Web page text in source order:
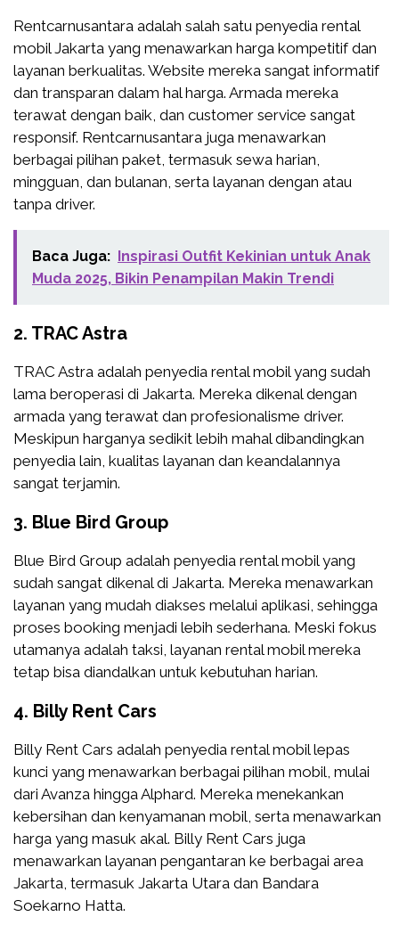
Rentcarnusantara adalah salah satu penyedia rental
mobil Jakarta yang menawarkan harga kompetitif dan
layanan berkualitas. Website mereka sangat informatif
dan transparan dalam hal harga. Armada mereka
terawat dengan baik, dan customer service sangat
responsif. Rentcarnusantara juga menawarkan
berbagai pilihan paket, termasuk sewa harian,
mingguan, dan bulanan, serta layanan dengan atau
tanpa driver.
Baca Juga: Inspirasi Outfit Kekinian untuk Anak
Muda 2025, Bikin Penampilan Makin Trendi
2. TRAC Astra
TRAC Astra adalah penyedia rental mobil yang sudah
lama beroperasi di Jakarta. Mereka dikenal dengan
armada yang terawat dan profesionalisme driver.
Meskipun harganya sedikit lebih mahal dibandingkan
penyedia lain, kualitas layanan dan keandalannya
sangat terjamin.
3. Blue Bird Group
Blue Bird Group adalah penyedia rental mobil yang
sudah sangat dikenal di Jakarta. Mereka menawarkan
layanan yang mudah diakses melalui aplikasi, sehingga
proses booking menjadi lebih sederhana. Meski fokus
utamanya adalah taksi, layanan rental mobil mereka
tetap bisa diandalkan untuk kebutuhan harian.
4. Billy Rent Cars
Billy Rent Cars adalah penyedia rental mobil lepas
kunci yang menawarkan berbagai pilihan mobil, mulai
dari Avanza hingga Alphard. Mereka menekankan
kebersihan dan kenyamanan mobil, serta menawarkan
harga yang masuk akal. Billy Rent Cars juga
menawarkan layanan pengantaran ke berbagai area
Jakarta, termasuk Jakarta Utara dan Bandara
Soekarno Hatta.